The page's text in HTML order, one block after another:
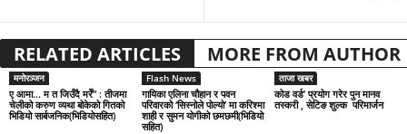
RELATED ARTICLES MORE FROM AUTHOR
मनोरञ्जन
ए आमा… म त जिउँदै मरेँ” : तीजमा
चेलीको करुण व्यथा बोकेको गितको
भिडियो सार्बजनिक(भिडियोसहित)
Flash News
गायिका एलिना चौहान र पवन
परिवारको ‘सिस्नोले पोल्यो’ मा करिश्मा
शाही र सुमन योगीको छमछमी(भिडियो
सहित)
ताजा खबर
कोड वर्ड’ प्रयोग गरेर पुन मानव
तस्करी , सेटिङ शुल्क परिमार्जन